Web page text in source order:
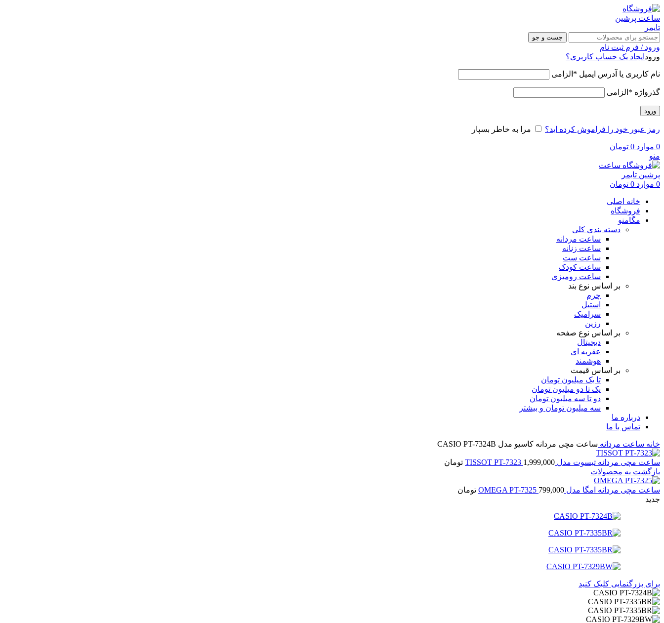
جست و جو
ورود / فرم ثبت نام
ورود ایجاد یک حساب کاربری؟
نام کاربری یا آدرس ایمیل * الزامی
گذرواژه * الزامی
ورود
رمز عبور خود را فراموش کرده اید؟ مرا به خاطر بسپار
0 موارد 0 تومان
منو
0 موارد 0 تومان
خانه اصلی
فروشگاه
مگامنو
دسته بندی کلی
ساعت مردانه
ساعت زنانه
ساعت ست
ساعت کودک
ساعت رومیزی
بر اساس نوع بند
چرم
استیل
سرامیک
رزین
بر اساس نوع صفحه
دیجیتال
عقربه ای
هوشمند
بر اساس قیمت
تا یک میلیون تومان
یک تا دو میلیون تومان
دو تا سه میلیون تومان
سه میلیون تومان و بیشتر
درباره ما
تماس با ما
خانه ساعت مردانه ساعت مچی مردانه کاسیو مدل CASIO PT-7324B
ساعت مچی مردانه تیسوت مدل TISSOT PT-7323 1,999,000
تومان
بازگشت به محصولات
ساعت مچی مردانه امگا مدل OMEGA PT-7325 799,000
تومان
جدید
برای بزرگنمایی کلیک کنید